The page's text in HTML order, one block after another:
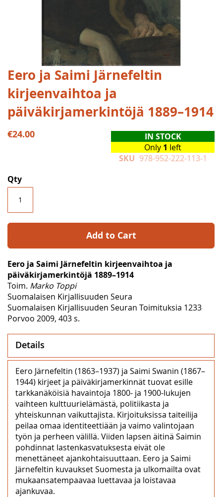
Skip
to
the
beginning
of
images
Eero ja Saimi Järnefeltin
kirjeenvaihtoa ja
päiväkirjamerkintöjä 1889–1914
€24.00
IN STOCK
Only 1 left
SKU 978-952-222-113-1
Qty
Add to Cart
Eero ja Saimi Järnefeltin kirjeenvaihtoa ja
päiväkirjamerkintöjä 1889–1914
Toim. Marko Toppi
Suomalaisen Kirjallisuuden Seura
Suomalaisen Kirjallisuuden Seuran Toimituksia 1233
Porvoo 2009, 403 s.
Details
Eero Järnefeltin (1863–1937) ja Saimi Swanin (1867–
1944) kirjeet ja päiväkirjamerkinnät tuovat esille
tarkkanäköisiä havaintoja 1800- ja 1900-lukujen
vaihteen kulttuurielämästä, politiikasta ja
yhteiskunnan vaikuttajista. Kirjoituksissa taiteilija
peilaa omaa identiteettiään ja vaimo valintojaan
työn ja perheen välillä. Viiden lapsen äitinä Saimin
pohdinnat lastenkasvatuksesta eivät ole
menettäneet ajankohtaisuuttaan. Eero ja Saimi
Järnefeltin kuvaukset Suomesta ja ulkomailta ovat
mukaansatempaavaa luettavaa ja loistavaa
ajankuvaa.